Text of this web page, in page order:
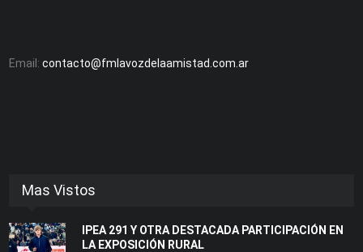
Email:contacto@fmlavozdelaamistad.com.ar
Mas Vistos
IPEA 291 Y OTRA DESTACADA PARTICIPACIÓN EN
LA EXPOSICIÓN RURAL